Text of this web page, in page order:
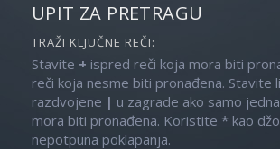
UPIT ZA PRETRAGU
TRAŽI KLJUČNE REČI:
Stavite + ispred reči koja mora biti
reči koja nesme biti pronađena. Stavite
razdvojene | u zagrade ako samo
mora biti pronađena. Koristite * kao
nepotpuna poklapanja.